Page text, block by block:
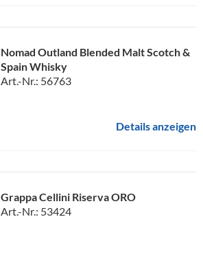
Nomad Outland Blended Malt Scotch &
Spain Whisky
Art.-Nr.: 56763
Details anzeigen
Grappa Cellini Riserva ORO
Art.-Nr.: 53424